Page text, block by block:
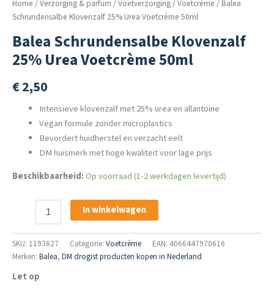
Home /Verzorging & parfum /Voetverzorging/Voetcrème / Balea
Schrundensalbe Klovenzalf 25% Urea Voetcrème 50ml
Balea Schrundensalbe Klovenzalf
25% Urea Voetcrème 50ml
€2,50
Intensieve klovenzalf met 25% urea en allantoïne
Vegan formule zonder microplastics
Bevordert huidherstel en verzacht eelt
DM huismerk met hoge kwaliteit voor lage prijs
Beschikbaarheid:Op voorraad (1-2 werkdagen levertijd)
Schrundensalbe
25%
Urea
50ml
In winkelwagen
SKU: 1193627 Categorie: Voetcrème
EAN: 4066447970616
Merken: Balea, DM drogist producten kopen in Nederland
Let op